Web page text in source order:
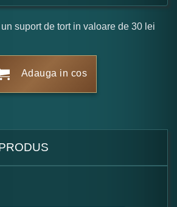
suport de tort in valoare de 30 lei
Adauga in cos